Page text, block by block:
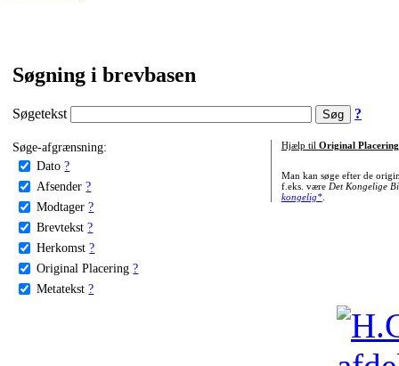
Søgning i brevbasen
Søgetekst ?
Søge-afgrænsning:
Dato ?
Afsender ?
Modtager ?
Brevtekst ?
Herkomst ?
Original Placering ?
Metatekst ?
Hjælp til Original Placering
Man kan søge efter de
f.eks. være Det Kongelige
kongelig*.